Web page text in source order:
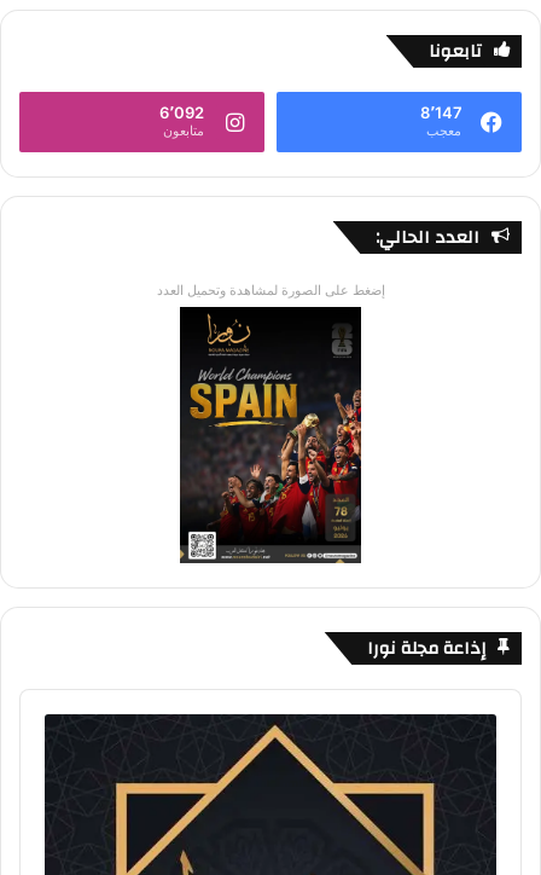
تابعونا
8٬147
معجب
6٬092
متابعون
العدد الحالي:
إضغط على الصورة لمشاهدة وتحميل العدد
إذاعة مجلة نورا
Audio
Player